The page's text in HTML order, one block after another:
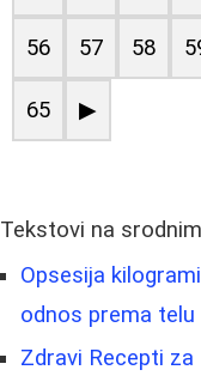
56 57 58
65 ▶
Tekstovi na
Opsesija
odnos prema telu
Zdravi Recepti